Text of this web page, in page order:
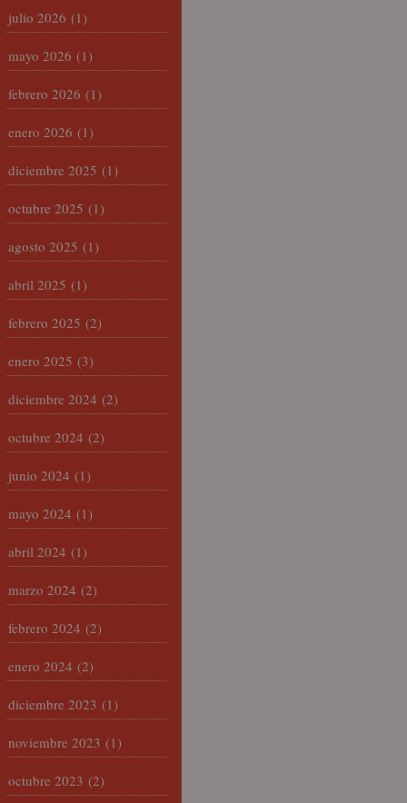
julio 2026 (1)
mayo 2026 (1)
febrero 2026 (1)
enero 2026 (1)
diciembre 2025 (1)
octubre 2025 (1)
agosto 2025 (1)
abril 2025 (1)
febrero 2025 (2)
enero 2025 (3)
diciembre 2024 (2)
octubre 2024 (2)
junio 2024 (1)
mayo 2024 (1)
abril 2024 (1)
marzo 2024 (2)
febrero 2024 (2)
enero 2024 (2)
diciembre 2023 (1)
noviembre 2023 (1)
octubre 2023 (2)